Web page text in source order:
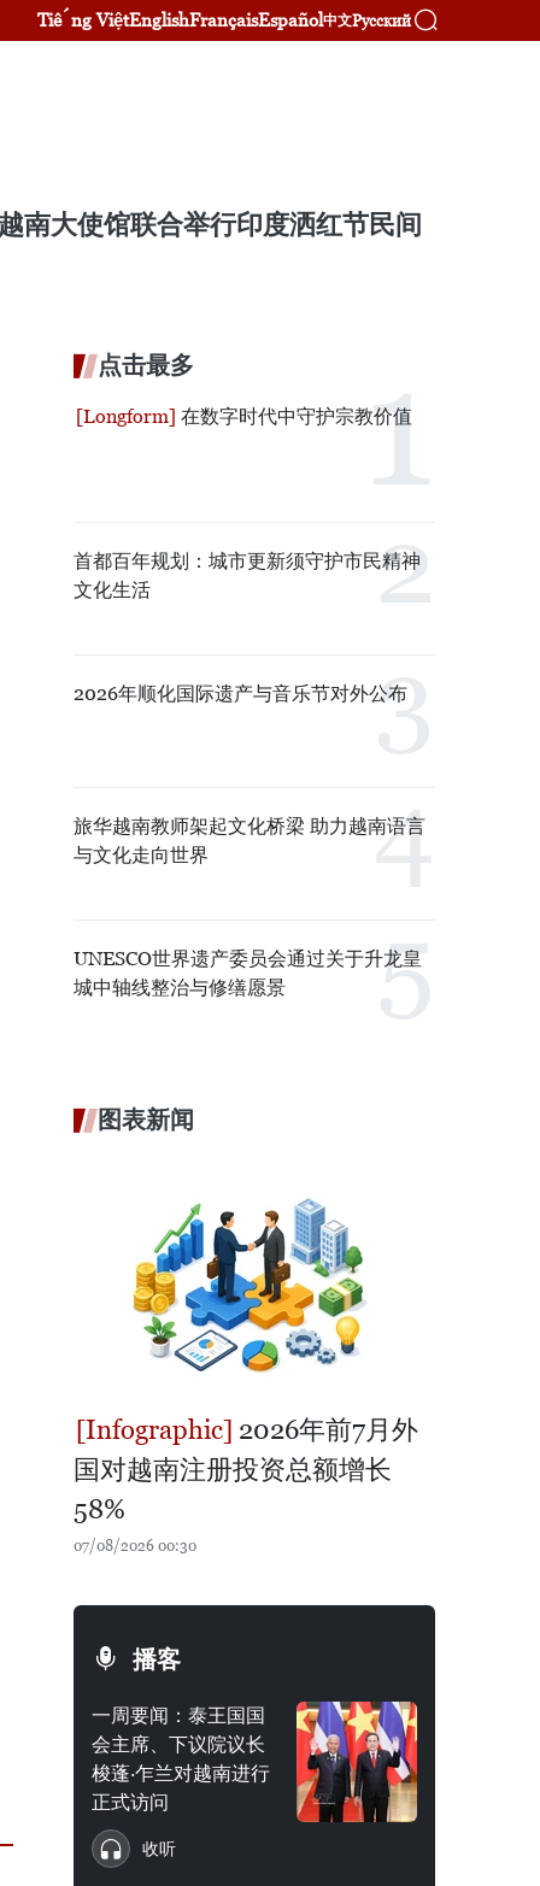
Tiếng ViệtEnglishFrançaisEspañol中文Русский
南大使馆联合举行印度洒红节民间
点击最多
在数字时代中守护宗教价值
首都百年规划：城市更新须守护市民精神
文化生活
2026年顺化国际遗产与音乐节对外公布
旅华越南教师架起文化桥梁 助力越南语言
与文化走向世界
UNESCO世界遗产委员会通过关于升龙皇
城中轴线整治与修缮愿景
图表新闻
2026年前7月外
国对越南注册投资总额增长
58%
07/08/2026 00:30
播客
一周要闻：泰王国国
会主席、下议院议长
梭蓬·乍兰对越南进行
正式访问
收听